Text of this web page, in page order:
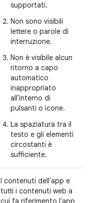
supportati.
Non sono visibili
lettere o parole di
interruzione.
Non è visibile alcun
ritorno a capo
automatico
inappropriato
all'interno di
pulsanti o icone.
La spaziatura tra il
testo e gli elementi
circostanti è
sufficiente.
I contenuti dell'app e
tutti i contenuti web a
cui fa riferimento l'app